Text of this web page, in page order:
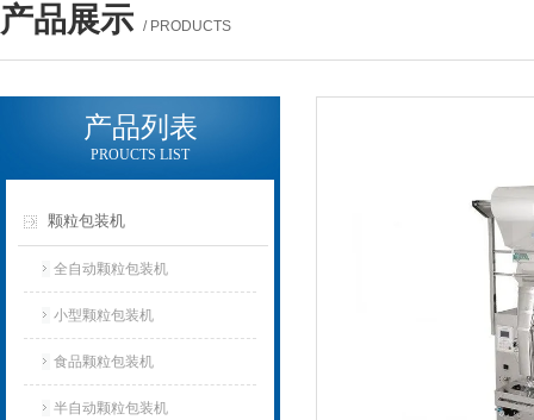
产品展示 / PRODUCTS
产品列表
PROUCTS LIST
颗粒包装机
全自动颗粒包装机
小型颗粒包装机
食品颗粒包装机
半自动颗粒包装机